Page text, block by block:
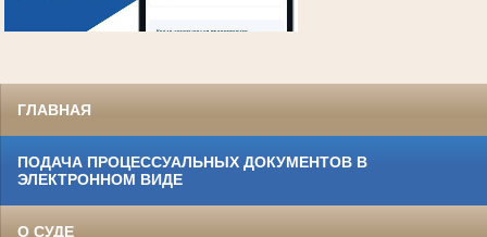
ГЛАВНАЯ
ПОДАЧА ПРОЦЕССУАЛЬНЫХ ДОКУМЕНТОВ В
ЭЛЕКТРОННОМ ВИДЕ
О СУДЕ